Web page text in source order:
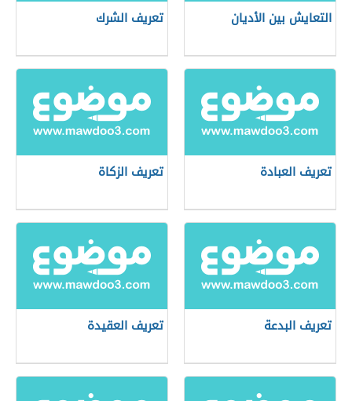
التعايش بين الأديان تعريف الشرك
تعريف العبادة تعريف الزكاة
تعريف البدعة تعريف العقيدة